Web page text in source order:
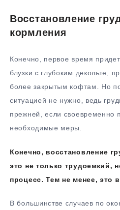
Восстановление
кормления
Конечно, первое время
блузки с глубоким декольте,
более закрытым кофтам. Но
ситуацией не нужно, ведь
прежней, если своевременно
необходимые меры.
Конечно, восстановление
это не только трудоемкий,
процесс. Тем не менее, это
В большинстве случаев по